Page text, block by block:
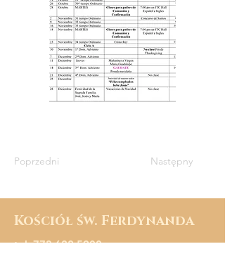
Poprzedni Następny
Kościół św. Ferdynanda
tel:773 622 5900